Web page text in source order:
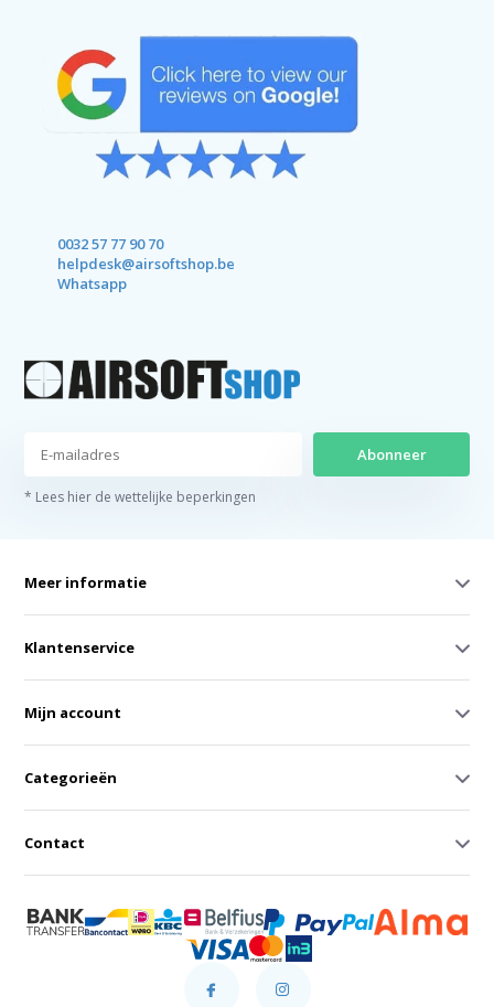
0032 57 77 90 70
helpdesk@airsoftshop.be
Whatsapp
Abonneer
* Lees hier de wettelijke beperkingen
Meer informatie
Klantenservice
Mijn account
Categorieën
Contact